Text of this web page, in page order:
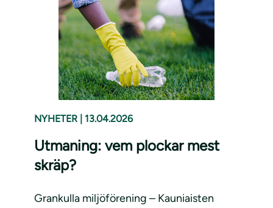
NYHETER 13.04.2026
Utmaning: vem plockar mest
skräp?
Grankulla miljöförening – Kauniaisten